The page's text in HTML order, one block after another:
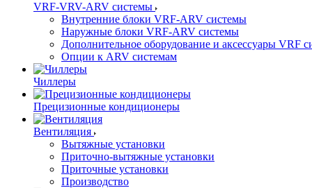
VRF-VRV-ARV системы
Внутренние блоки VRF-ARV системы
Наружные блоки VRF-ARV системы
Дополнительное оборудование и аксессуары VRF
Опции к ARV системам
Чиллеры
Прецизионные кондиционеры
Вентиляция
Вытяжные установки
Приточно-вытяжные установки
Приточные установки
Производство